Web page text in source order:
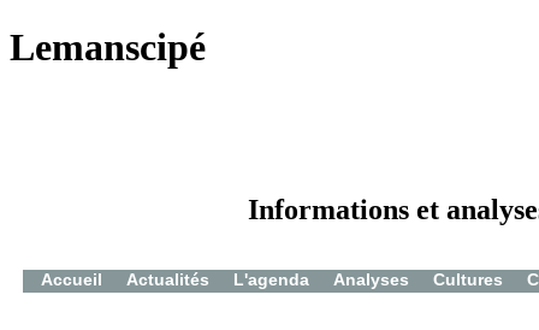
Lemanscipé
Informations et
Accueil Actualités L'agenda Analyses Cultures